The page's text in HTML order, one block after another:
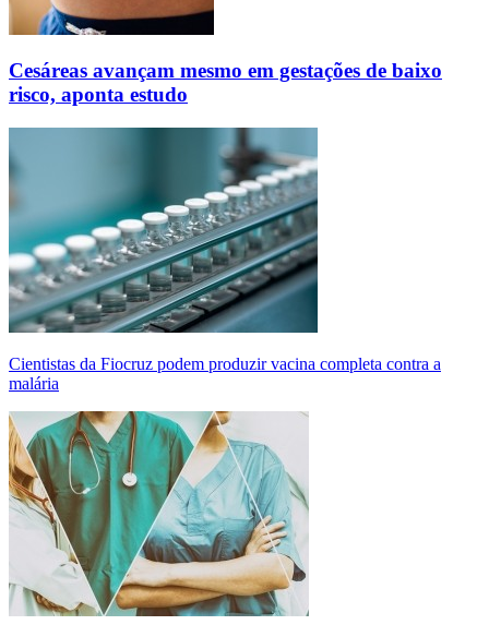
Cesáreas avançam mesmo em gestações de baixo
risco, aponta estudo
Cientistas da Fiocruz podem produzir vacina completa contra a
malária